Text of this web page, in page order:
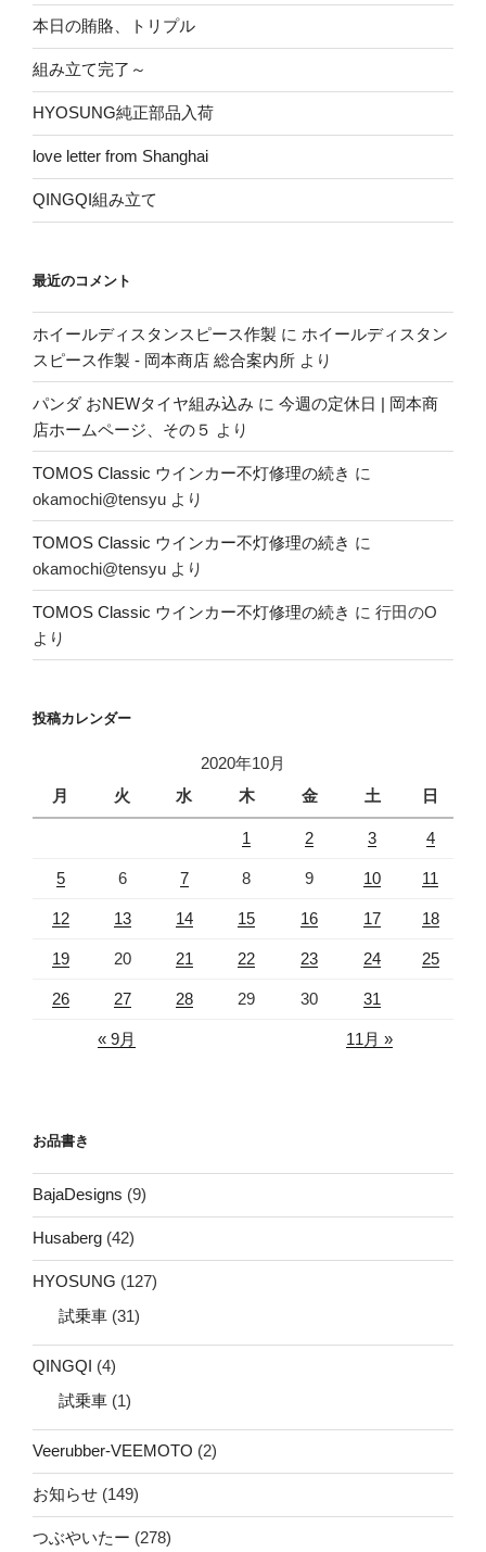
ち
う”
の
本日の賄賂、トリプル
組み立て完了～
HYOSUNG純正部品入荷
love letter from Shanghai
QINGQI組み立て
最近のコメント
ホイールディスタンスピース作製 に ホイールディスタン
スピース作製 - 岡本商店 総合案内所 より
パンダ おNEWタイヤ組み込み に 今週の定休日 | 岡本商
店ホームページ、その５ より
TOMOS Classic ウインカー不灯修理の続き に
okamochi@tensyu より
TOMOS Classic ウインカー不灯修理の続き に
okamochi@tensyu より
TOMOS Classic ウインカー不灯修理の続き に 行田のO
より
投稿カレンダー
2020年10月
月
火 水 木 金 土 日
1 2 3 4
5 6 7 8 9 10 11
12 13 14 15 16 17 18
19 20 21 22 23 24 25
26 27 28 29 30 31
« 9月 11月 »
お品書き
BajaDesigns (9)
Husaberg (42)
HYOSUNG (127)
試乗車 (31)
QINGQI (4)
試乗車 (1)
Veerubber-VEEMOTO (2)
お知らせ (149)
つぶやいたー (278)